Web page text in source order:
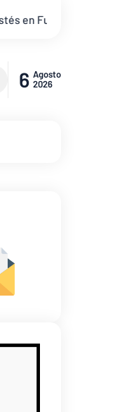
6 Agosto
2026